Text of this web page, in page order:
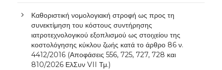
Καθοριστική νομολογιακή στροφή ως προς τη
συνεκτίμηση του κόστους συντήρησης
ιατροτεχνολογικού εξοπλισμού ως στοιχείου της
κοστολόγησης κύκλου ζωής κατά το άρθρο 86 ν.
4412/2016 (Αποφάσεις 556, 725, 727, 728 και
810/2026 ΕλΣυν VII Τμ.)